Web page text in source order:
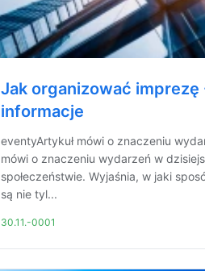
Jak organizować imprezę
informacje
eventyArtykuł mówi o znaczeniu
mówi o znaczeniu wydarzeń w
społeczeństwie. Wyjaśnia, w jaki
są nie tyl...
30.11.-0001